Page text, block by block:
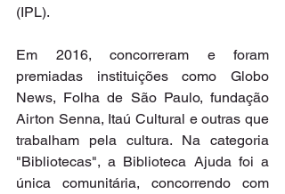
(IPL).
Em 2016, concorreram e foram
premiadas instituições como Globo
News, Folha de São Paulo, fundação
Airton Senna, Itaú Cultural e outras que
trabalham pela cultura. Na categoria
"Bibliotecas", a Biblioteca Ajuda foi a
única comunitária, concorrendo com